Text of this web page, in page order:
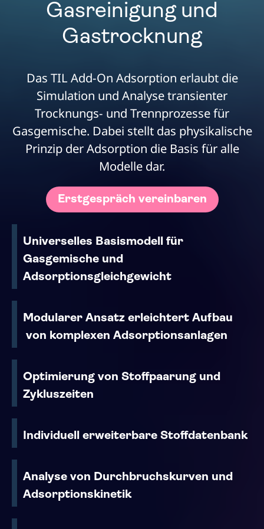
Gasreinigung und
Gastrocknung
Das TIL Add-On Adsorption erlaubt die
Simulation und Analyse transienter
Trocknungs- und Trennprozesse für
Gasgemische. Dabei stellt das physikalische
Prinzip der Adsorption die Basis für alle
Modelle dar.
Erstgespräch vereinbaren
Universelles Basismodell für
Gasgemische und
Adsorptionsgleichgewicht
Modularer Ansatz erleichtert Aufbau
von komplexen Adsorptionsanlagen
Optimierung von Stoffpaarung und
Zykluszeiten
Individuell erweiterbare Stoffdatenbank
Analyse von Durchbruchskurven und
Adsorptionskinetik